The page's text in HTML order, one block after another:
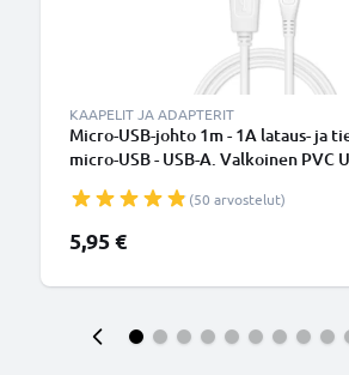
KAAPELIT JA ADAPTERIT
Micro-USB-johto 1m - 1A lataus- ja
micro-USB - USB-A. Valkoinen PVC
(50 arvostelut)
5,95 €